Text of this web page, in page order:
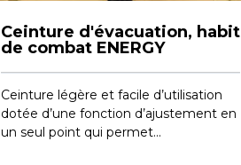
Ceinture d'évacuation, habit
de combat ENERGY
Ceinture légère et facile d’utilisation
dotée d’une fonction d’ajustement en
un seul point qui permet...